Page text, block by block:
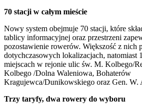
70 stacji w całym mieście
Nowy system obejmuje 70 stacji, które
tablicy informacyjnej oraz przestrzeni
pozostawienie rowerów. Większość z nich
dotychczasowych lokalizacjach, natomiast
miejscach w rejonie ulic św. M. Kolbego/
Kolbego /Dolna Waleniowa, Bohaterów
Kragujewca/Dunikowskiego oraz Gen. W.
Trzy taryfy, dwa rowery do wyboru